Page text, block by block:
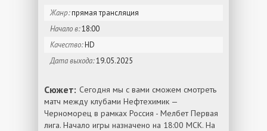
Жанр:прямая трансляция
Начало в:18:00
Качество:HD
Дата выхода:19.05.2025
Сюжет: Сегодня мы с вами сможем смотреть
матч между клубами Нефтехимик —
Черноморец в рамках Россия - Мелбет Первая
лига. Начало игры назначено на 18:00 МСК. На